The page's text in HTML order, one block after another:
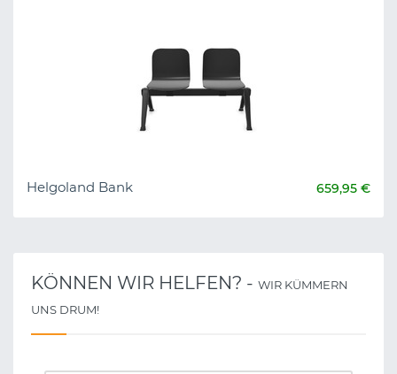
Helgoland Bank 659,95 €
KÖNNEN WIR HELFEN? - WIR KÜMMERN
UNS DRUM!